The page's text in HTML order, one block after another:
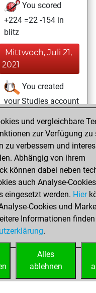
You scored
+224 =22 -154 in
blitz
Mittwoch, Juli 21,
2021
You created
your Studies account
Mittwoch,
März 3, 2021
You created
your Fritz account
Fritz
Montag,
Dezember 14,
2020
You learned 16
positions
MyMoves
und vergleichbare
zur Verfügung zu
zu verbessern und
Abhängig von ihrem
können dabei neben
auch Analyse-
eingesetzt werden. Hier
Cookies und
Informationen
.
Alles
ablehnen